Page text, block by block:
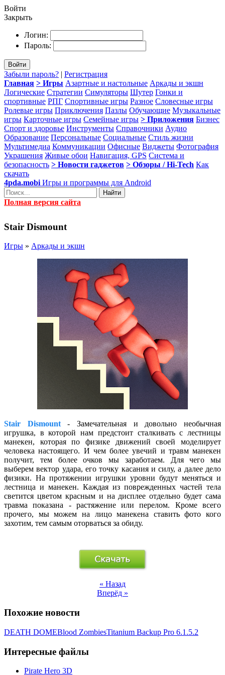
Войти
Закрыть
Логин:
Пароль:
Войти
Забыли пароль? | Регистрация
Главная > Игры Азартные и настольные Аркады и экшн
Логические Стратегии Симуляторы Шутер Гонки и
спортивные РПГ Спортивные игры Разное Словесные игры
Ролевые игры Приключения Пазлы Обучающие Музыкальные
игры Карточные игры Семейные игры > Приложения Бизнес
Спорт и здоровье Инструменты Справочники Аудио
Образование Персональные Социальные Стиль жизни
Мультимедиа Коммуникации Офисные Виджеты Фотография
Украшения Живые обои Навигация, GPS Система и
безопасность > Новости гаджетов > Обзоры / Hi-Tech Как
скачать
4pda.mobi Игры и программы для Android
Найти
Полная версия сайта
Stair Dismount
Игры » Аркады и экшн
Stair Dismount- Замечательная и довольно необычная
игрушка, в которой нам предстоит сталкивать с лестницы
манекен, которая по физике движений своей моделирует
человека настоящего. И чем более увечий и травм манекен
получит, тем более очков мы заработаем. Для чего мы
выберем вектор удара, его точку касания и силу, а далее дело
физики. На протяжении игрушки уровни будут меняться и
лестница и манекен. Каждая из поврежденных частей тела
светится цветом красным и на дисплее отдельно будет сама
травма показана - растяжение или перелом. Кроме всего
прочего, мы можем на лицо манекена ставить фото кого
захотим, тем самым оторваться за обиду.
« Назад
Вперёд »
Похожие новости
DEATH DOMEBlood ZombiesTitanium Backup Pro 6.1.5.2
Интересные файлы
Pirate Hero 3D